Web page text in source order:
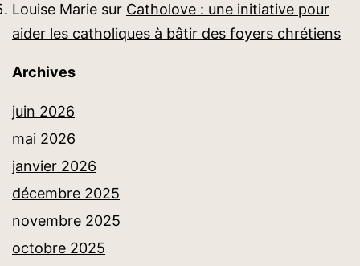
Louise Marie sur Catholove : une initiative pour
aider les catholiques à bâtir des foyers chrétiens
Archives
juin 2026
mai 2026
janvier 2026
décembre 2025
novembre 2025
octobre 2025